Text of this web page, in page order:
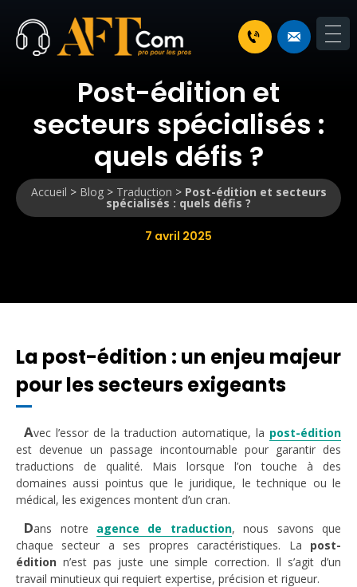
Post-édition et
secteurs spécialisés :
quels défis ?
Accueil > Blog> Traduction > Post-édition et secteurs
spécialisés : quels défis ?
7 avril 2025
La post-édition : un enjeu majeur
pour les secteurs exigeants
Avec l’essor de la traduction automatique, la post-édition
est devenue un passage incontournable pour garantir des
traductions de qualité. Mais lorsque l’on touche à des
domaines aussi pointus que le juridique, le technique ou le
médical, les exigences montent d’un cran.
Dans notre agence de traduction, nous savons que
chaque secteur a ses propres caractéristiques. La post-
édition n’est pas juste une simple correction. Il s’agit d’un
travail minutieux qui requiert expertise, précision et rigueur.